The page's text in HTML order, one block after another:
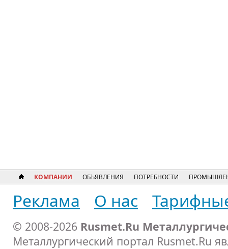
КОМПАНИИ ОБЪЯВЛЕНИЯ ПОТРЕБНОСТИ
Реклама О нас
© 2008-2026 Rusmet.Ru
Металлургический портал Rusmet.Ru